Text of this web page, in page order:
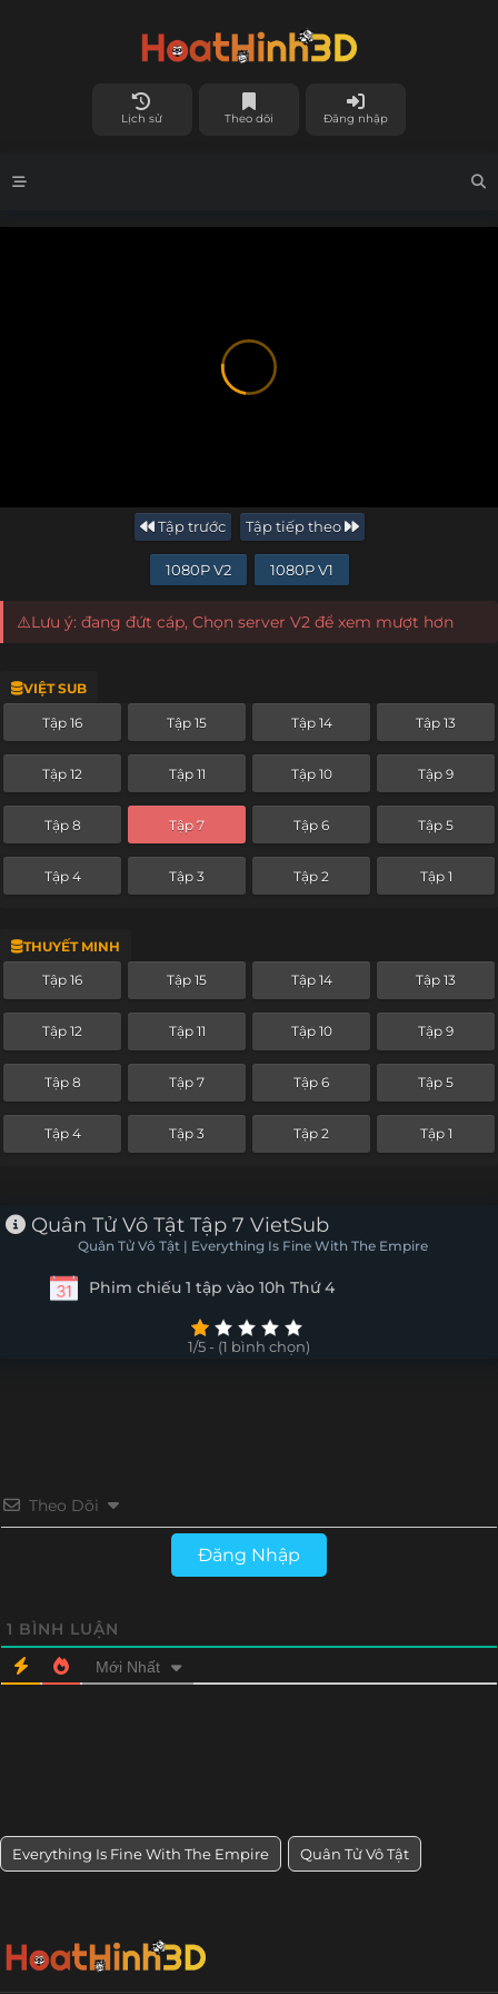
Lịch sử Theo dõi Đăng nhập
Tập trước Tập tiếp theo
1080P V2 1080P V1
⚠️Lưu ý: đang đứt cáp, Chọn server V2 để xem mượt hơn
VIỆT SUB
Tập 16 Tập 15 Tập 14 Tập 13
Tập 12 Tập 11 Tập 10 Tập 9
Tập 8 Tập 7 Tập 6 Tập 5
Tập 4 Tập 3 Tập 2 Tập 1
THUYẾT MINH
Tập 16 Tập 15 Tập 14 Tập 13
Tập 12 Tập 11 Tập 10 Tập 9
Tập 8 Tập 7 Tập 6 Tập 5
Tập 4 Tập 3 Tập 2 Tập 1
Quân Tử Vô Tật Tập 7 VietSub
Quân Tử Vô Tật | Everything Is Fine With The Empire
Phim chiếu 1 tập vào 10h Thứ 4
1/5 - (1 bình chọn)
Theo Dõi
Đăng Nhập
1 BÌNH LUẬN
Mới Nhất
Everything Is Fine With The Empire Quân Tử Vô Tật